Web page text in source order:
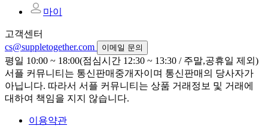
마이
고객센터
cs@suppletogether.com
이메일 문의
평일 10:00 ~ 18:00(점심시간 12:30 ~ 13:30 / 주말,공휴일 제외)
서플 커뮤니티는 통신판매중개자이며 통신판매의 당사자가
아닙니다. 따라서 서플 커뮤니티는 상품 거래정보 및 거래에
대하여 책임을 지지 않습니다.
이용약관